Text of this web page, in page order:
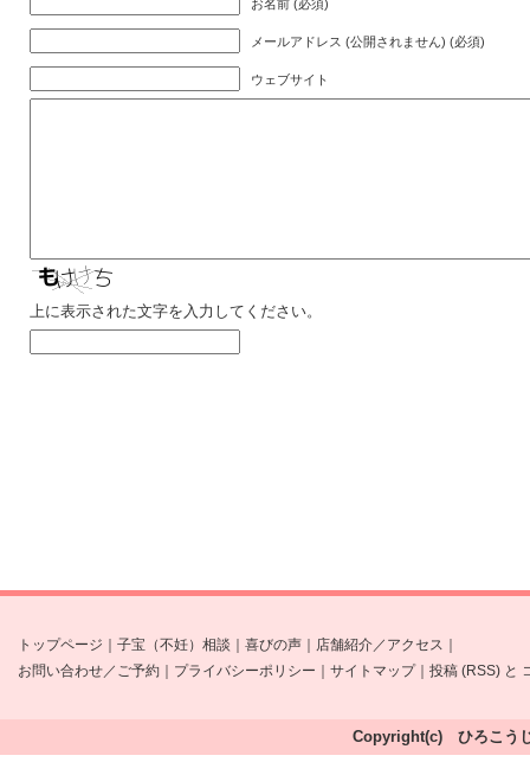
お名前 (必須)
メールアドレス (公開されません) (必須)
ウェブサイト
上に表示された文字を入力してください。
トップページ 子宝（不妊）相談 喜びの声 店舗紹介／アクセス
お問い合わせ／ご予約
プライバシーポリシー サイトマップ｜ 投稿 (RSS) と
Copyright(c) ひろこう